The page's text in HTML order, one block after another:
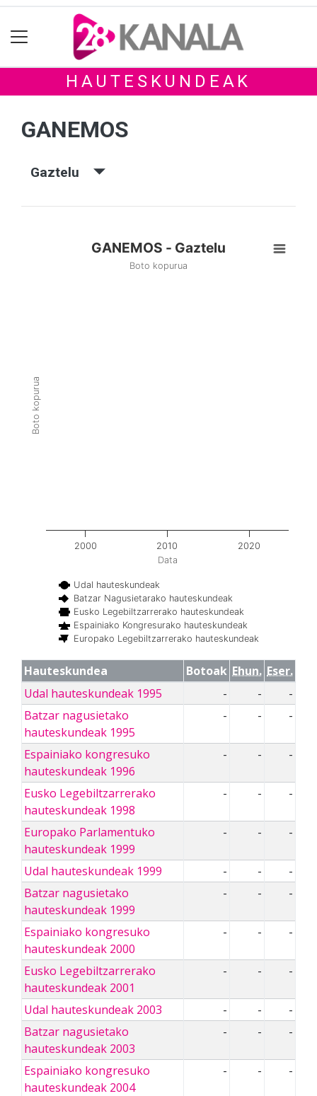
HAUTESKUNDEAK
GANEMOS
Gaztelu
Data
Boto kopurua
GANEMOS - Gaztelu
Boto kopurua
Udal hauteskundeak
Batzar Nagusietarako hauteskundeak
Eusko Legebiltzarrerako hauteskundeak
Espainiako Kongresurako hauteskundeak
Europako Legebiltzarrerako hauteskundeak
2000 2010 2020
Hauteskundea Botoak Ehun. Eser.
Udal hauteskundeak 1995
- -
-
Batzar nagusietako
hauteskundeak 1995
- - -
Espainiako kongresuko
hauteskundeak 1996
- - -
Eusko Legebiltzarrerako
hauteskundeak 1998
- - -
Europako Parlamentuko
hauteskundeak 1999
- - -
Udal hauteskundeak 1999 - -
-
Batzar nagusietako
hauteskundeak 1999
- - -
Espainiako kongresuko
hauteskundeak 2000
- - -
Eusko Legebiltzarrerako
hauteskundeak 2001
- - -
Udal hauteskundeak 2003 - -
-
Batzar nagusietako
hauteskundeak 2003
- - -
Espainiako kongresuko
hauteskundeak 2004
- - -